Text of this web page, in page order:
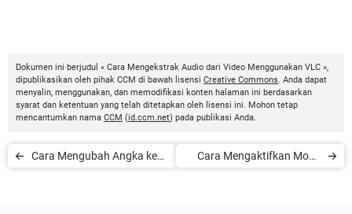
Dokumen ini berjudul « Cara Mengekstrak Audio dari Video Menggunakan VLC »,
dipublikasikan oleh pihak CCM di bawah lisensi Creative Commons. Anda dapat
menyalin, menggunakan, dan memodifikasi konten halaman ini berdasarkan
syarat dan ketentuan yang telah ditetapkan oleh lisensi ini. Mohon tetap
mencantumkan nama CCM (id.ccm.net) pada publikasi Anda.
Cara Mengubah Angka ke
Cara Mengaktifkan Mode